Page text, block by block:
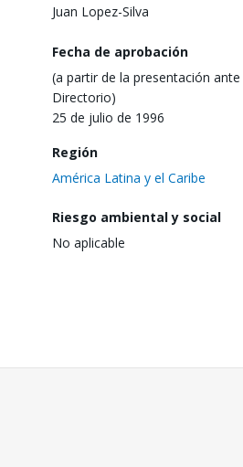
Juan Lopez-Silva
Fecha de aprobación
(a partir de la presentación ante
Directorio)
25 de julio de 1996
Región
América Latina y el Caribe
Riesgo ambiental y social
No aplicable